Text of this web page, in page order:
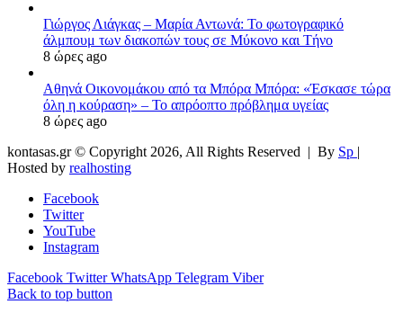
Γιώργος Λιάγκας – Μαρία Αντωνά: Το φωτογραφικό
άλμπουμ των διακοπών τους σε Μύκονο και Τήνο
8 ώρες ago
Αθηνά Οικονομάκου από τα Μπόρα Μπόρα: «Έσκασε τώρα
όλη η κούραση» – Το απρόοπτο πρόβλημα υγείας
8 ώρες ago
kontasas.gr © Copyright 2026, All Rights Reserved | By Sp |
Hosted by realhosting
Facebook
Twitter
YouTube
Instagram
Facebook Twitter WhatsApp Telegram Viber
Back to top button